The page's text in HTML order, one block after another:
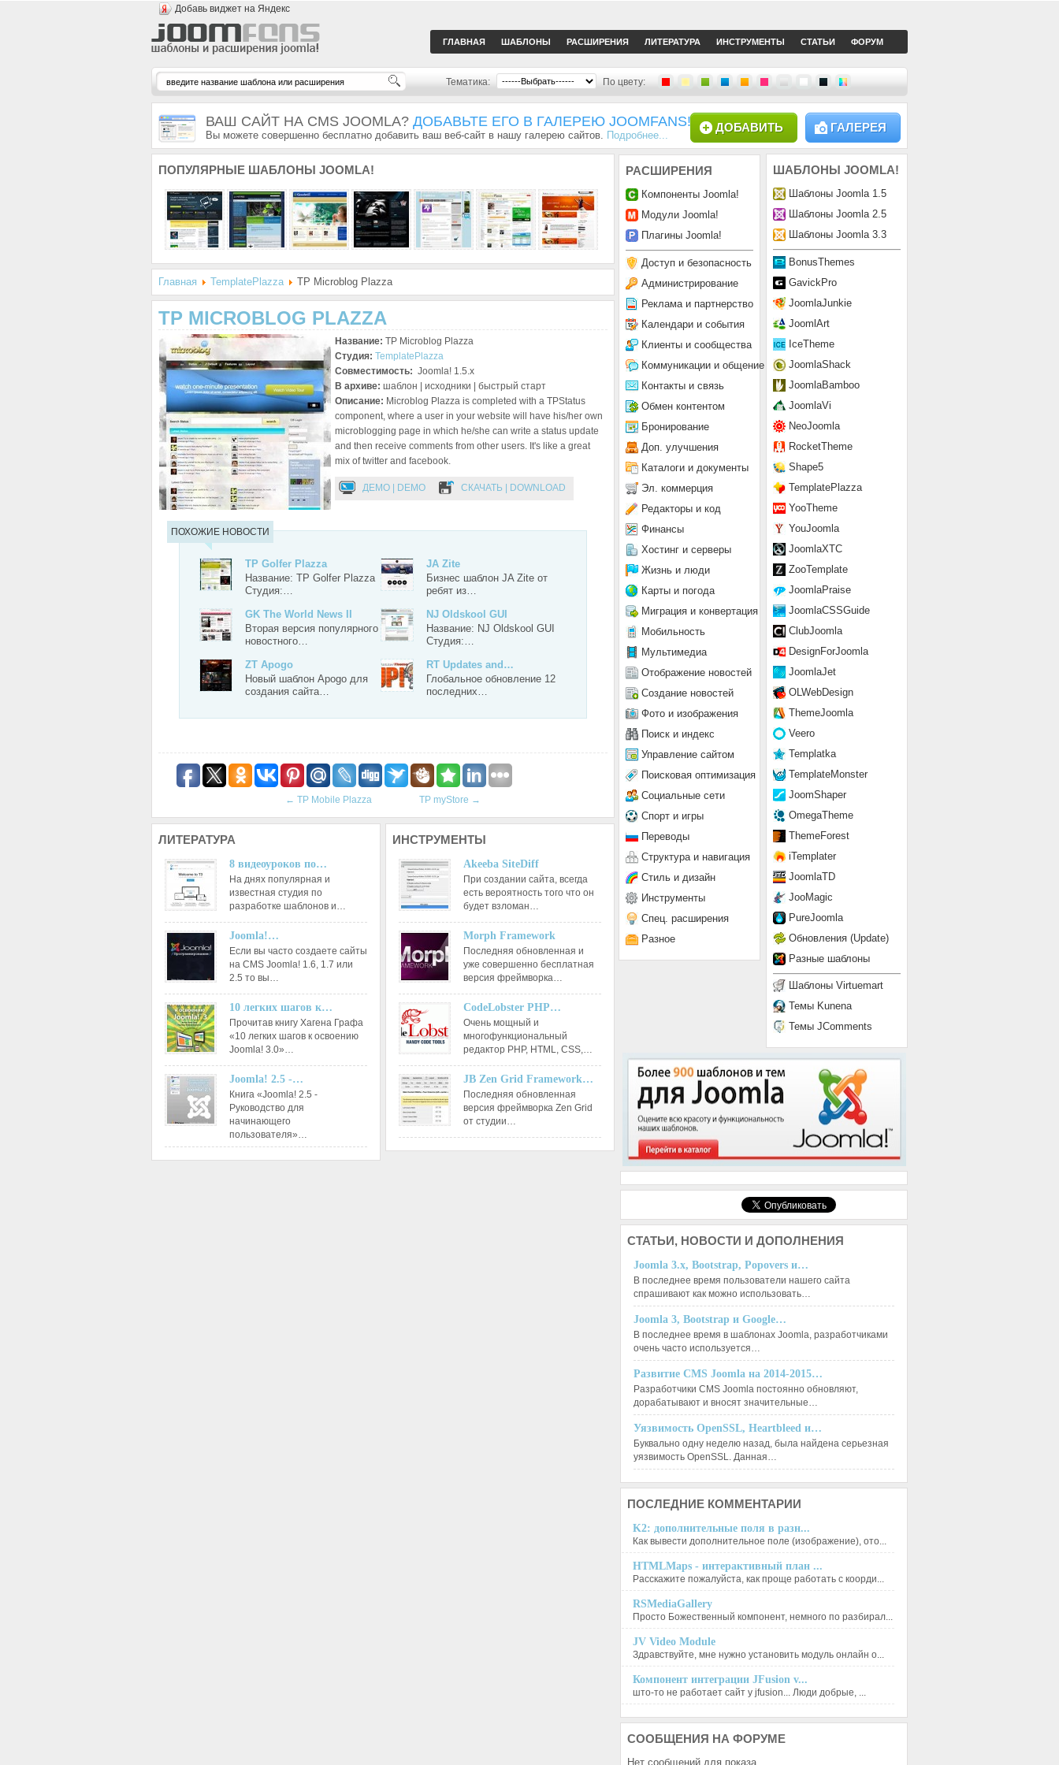
Добавь виджет на Яндекс
ГЛАВНАЯ ШАБЛОНЫ РАСШИРЕНИЯ ЛИТЕРАТУРА ИНСТРУМЕНТЫ СТАТЬИ ФОРУМ
Тематика: По цвету:
ВАШ САЙТ НА CMS JOOMLA? ДОБАВЬТЕ ЕГО В ГАЛЕРЕЮ JOOMFANS!
Вы можете совершенно бесплатно добавить ваш веб-сайт в нашу галерею сайтов. Подробнее...
ГАЛЕРЕЯ
ДОБАВИТЬ
ПОПУЛЯРНЫЕ ШАБЛОНЫ JOOMLA!
Главная TemplatePlazza TP Microblog Plazza
TP MICROBLOG PLAZZA
Название: TP Microblog Plazza
Студия: TemplatePlazza
Совместимость: Joomla! 1.5.x
В архиве: шаблон | исходники | быстрый старт
Описание: Microblog Plazza is completed with a TPStatus
component, where a user in your website will have his/her own
microblogging page in which he/she can write a status update
and then receive comments from other users. It's like a great
mix of twitter and facebook.
ДЕМО | DEMO СКАЧАТЬ | DOWNLOAD
ПОХОЖИЕ НОВОСТИ
TP Golfer Plazza
Название: TP Golfer Plazza
Студия:…
JA Zite
Бизнес шаблон JA Zite от
ребят из…
GK The World News II
Вторая версия популярного
новостного…
NJ Oldskool GUI
Название: NJ Oldskool GUI
Студия:…
ZT Apogo
Новый шаблон Apogo для
создания сайта…
RT Updates and…
Глобальное обновление 12
последних…
← TP Mobile Plazza TP myStore →
ЛИТЕРАТУРА
8 видеоуроков по…
На днях популярная и
известная студия по
разработке шаблонов и…
Joomla!…
Если вы часто создаете сайты
на CMS Joomla! 1.6, 1.7 или
2.5 то вы…
10 легких шагов к…
Прочитав книгу Хагена Графа
«10 легких шагов к освоению
Joomla! 3.0»…
Joomla! 2.5 -…
Книга «Joomla! 2.5 -
Руководство для
начинающего
пользователя»…
ИНСТРУМЕНТЫ
Akeeba SiteDiff
При создании сайта, всегда
есть вероятность того что он
будет взломан…
Morph Framework
Последняя обновленная и
уже совершенно бесплатная
версия фреймворка…
CodeLobster PHP…
Очень мощный и
многофункциональный
редактор РНР, HTML, CSS,…
JB Zen Grid Framework…
Последняя обновленная
версия фреймворка Zen Grid
от студии…
ШАБЛОНЫ JOOMLA!
Шаблоны Joomla 1.5
Шаблоны Joomla 2.5
Шаблоны Joomla 3.3
BonusThemes
GavickPro
JoomlaJunkie
JoomlArt
IceTheme
JoomlaShack
JoomlaBamboo
JoomlaVi
NeoJoomla
RocketTheme
Shape5
TemplatePlazza
YooTheme
YouJoomla
JoomlaXTC
ZooTemplate
JoomlaPraise
JoomlaCSSGuide
ClubJoomla
DesignForJoomla
JoomlaJet
OLWebDesign
ThemeJoomla
Veero
Templatka
TemplateMonster
JoomShaper
OmegaTheme
ThemeForest
iTemplater
JoomlaTD
JooMagic
PureJoomla
Обновления (Update)
Разные шаблоны
Шаблоны Virtuemart
Темы Kunena
Темы JComments
РАСШИРЕНИЯ
Компоненты Joomla!
Модули Joomla!
Плагины Joomla!
Доступ и безопасность
Администрирование
Реклама и партнерство
Календари и события
Клиенты и сообщества
Коммуникации и общение
Контакты и связь
Обмен контентом
Бронирование
Доп. улучшения
Каталоги и документы
Эл. коммерция
Редакторы и код
Финансы
Хостинг и серверы
Жизнь и люди
Карты и погода
Миграция и конвертация
Мобильность
Мультимедиа
Отображение новостей
Создание новостей
Фото и изображения
Поиск и индекс
Управление сайтом
Поисковая оптимизация
Социальные сети
Спорт и игры
Переводы
Структура и навигация
Стиль и дизайн
Инструменты
Спец. расширения
Разное
СТАТЬИ, НОВОСТИ И ДОПОЛНЕНИЯ
Joomla 3.x, Bootstrap, Popovers и…
В последнее время пользователи нашего сайта
спрашивают как можно использовать…
Joomla 3, Bootstrap и Google…
В последнее время в шаблонах Joomla, разработчиками
очень часто используется…
Развитие CMS Joomla на 2014-2015…
Разработчики CMS Joomla постоянно обновляют,
дорабатывают и вносят значительные…
Уязвимость OpenSSL, Heartbleed и…
Буквально одну неделю назад, была найдена серьезная
уязвимость OpenSSL. Данная…
ПОСЛЕДНИЕ КОММЕНТАРИИ
K2: дополнительные поля в разн...
Как вывести дополнительное поле (изображение), ото...
HTMLMaps - интерактивный план ...
Расскажите пожалуйста, как проще работать с коорди...
RSMediaGallery
Просто Божественный компонент, немного по разбирал...
JV Video Module
Здравствуйте, мне нужно установить модуль онлайн о...
Компонент интеграции JFusion v...
што-то не работает сайт у jfusion... Люди добрые, ...
СООБЩЕНИЯ НА ФОРУМЕ
Нет сообщений для показа